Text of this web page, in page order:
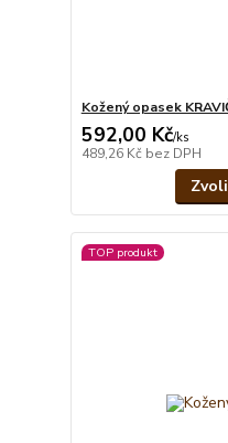
Kožený opasek
592,00 Kč/ks
489,26 Kč bez DPH
TOP produkt